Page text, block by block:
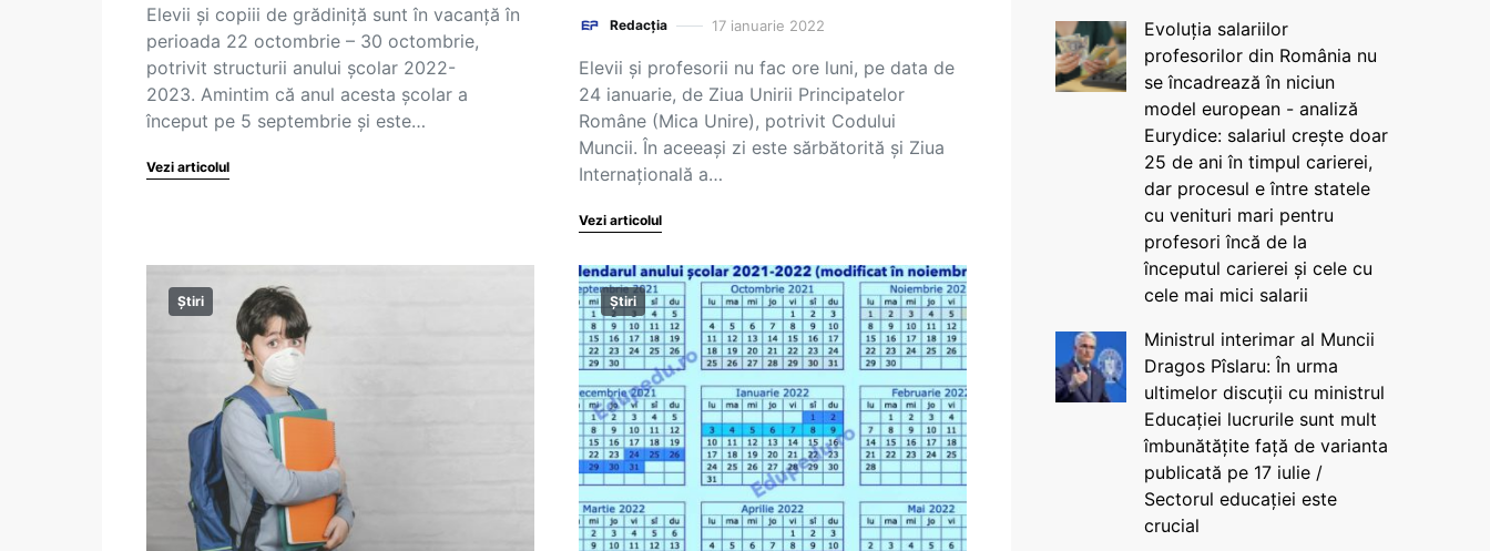
Elevii și copiii de grădiniță sunt în vacanță în
perioada 22 octombrie – 30 octombrie,
potrivit structurii anului școlar 2022-
2023. Amintim că anul acesta școlar a
început pe 5 septembrie și este…
Vezi articolul
Redacția 17 ianuarie 2022
Elevii și profesorii nu fac ore luni, pe data de
24 ianuarie, de Ziua Unirii Principatelor
Române (Mica Unire), potrivit Codului
Muncii. În aceeași zi este sărbătorită și Ziua
Internațională a…
Vezi articolul
Știri Știri
Evoluția salariilor
profesorilor din România nu
se încadrează în niciun
model european - analiză
Eurydice: salariul crește doar
25 de ani în timpul carierei,
dar procesul e între statele
cu venituri mari pentru
profesori încă de la
începutul carierei și cele cu
cele mai mici salarii
Ministrul interimar al Muncii
Dragos Pîslaru: În urma
ultimelor discuții cu ministrul
Educației lucrurile sunt mult
îmbunătățite față de varianta
publicată pe 17 iulie /
Sectorul educației este
crucial